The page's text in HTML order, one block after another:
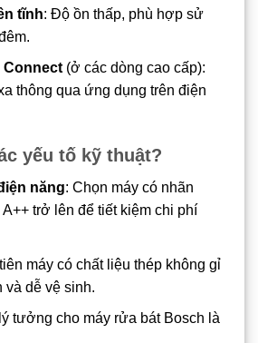
tĩnh: Độ ồn thấp, phù hợp sử
Connect(ở các dòng cao cấp):
thông qua ứng dụng trên điện
yếu tố kỹ thuật?
năng: Chọn máy có nhãn
trở lên để tiết kiệm chi phí
máy có chất liệu thép không gỉ
và dễ vệ sinh.
tưởng cho máy rửa bát Bosch là